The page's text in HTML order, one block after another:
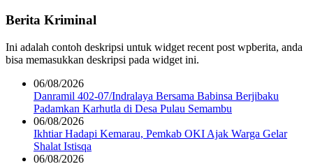
Berita Kriminal
Ini adalah contoh deskripsi untuk widget recent post wpberita, anda
bisa memasukkan deskripsi pada widget ini.
06/08/2026
Danramil 402-07/Indralaya Bersama Babinsa Berjibaku
Padamkan Karhutla di Desa Pulau Semambu
06/08/2026
Ikhtiar Hadapi Kemarau, Pemkab OKI Ajak Warga Gelar
Shalat Istisqa
06/08/2026